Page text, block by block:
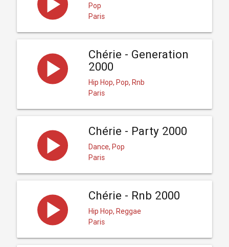
Pop
Paris
Chérie - Generation
2000
Hip Hop, Pop, Rnb
Paris
Chérie - Party 2000
Dance, Pop
Paris
Chérie - Rnb 2000
Hip Hop, Reggae
Paris